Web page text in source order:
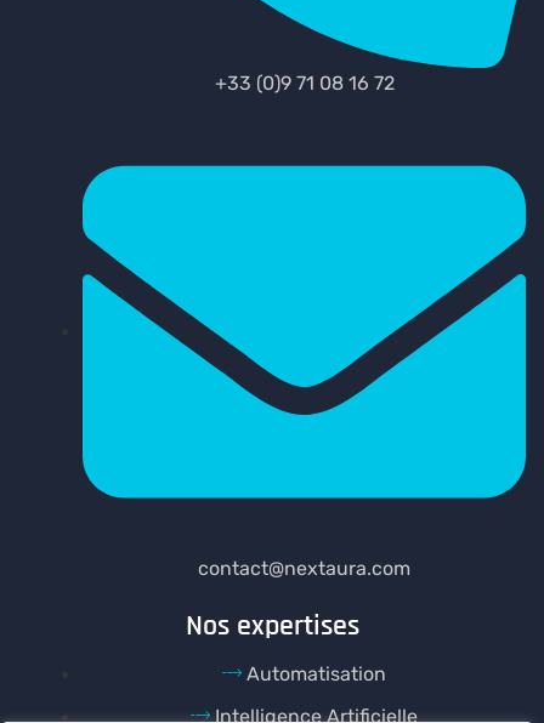
Nos expertises
Automatisation
Intelligence Artificielle
+33 (0)9 71 08 16 72
contact@nextaura.com